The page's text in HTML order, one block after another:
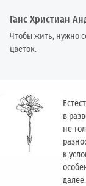
Ганс Христиан
Чтобы жить, нужно
цветок.
в
не
к
далее.